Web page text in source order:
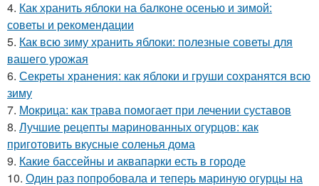
4. Как хранить яблоки на балконе осенью и зимой:
советы и рекомендации
5. Как всю зиму хранить яблоки: полезные советы для
вашего урожая
6. Секреты хранения: как яблоки и груши сохранятся всю
зиму
7. Мокрица: как трава помогает при лечении суставов
8. Лучшие рецепты маринованных огурцов: как
приготовить вкусные соленья дома
9. Какие бассейны и аквапарки есть в городе
10. Один раз попробовала и теперь мариную огурцы на